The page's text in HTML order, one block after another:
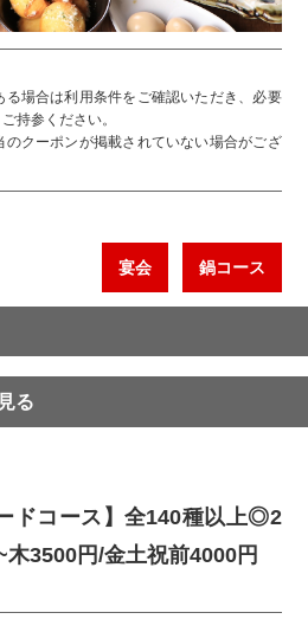
場合は利用条件をご確認いただき、必要
持参ください。
クーポンが掲載されていない場合がござ
宴会 鍋コース
る
ドコース】全140種以上◎2
3500円/金土祝前4000円